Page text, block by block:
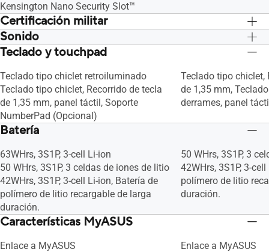
Kensington Nano Security Slot™
Certificación militar
US MIL-STD 810H grado militar
estándar
US MIL-STD 810H
estándar
Sonido
Matriz de micrófonos incorporada
Audio by Dirac
Matriz de
Audio by Dirac
Teclado y touchpad
Teclado tipo chiclet retroiluminado
Teclado tipo chiclet, Recorrido de tecla
de 1,35 mm, panel táctil, Soporte
NumberPad (Opcional)
Teclado tipo chiclet,
de 1,35 mm,
derrames, panel
Batería
63WHrs, 3S1P, 3-cell Li-ion
50 WHrs, 3S1P, 3 celdas de iones de litio
42WHrs, 3S1P, 3-cell Li-ion, Batería de
polímero de litio recargable de larga
duración.
50 WHrs, 3S1P, 3
42WHrs, 3S1P, 3-
polímero de litio
duración.
Características MyASUS
Enlace a MyASUS
Enlace a MyASUS